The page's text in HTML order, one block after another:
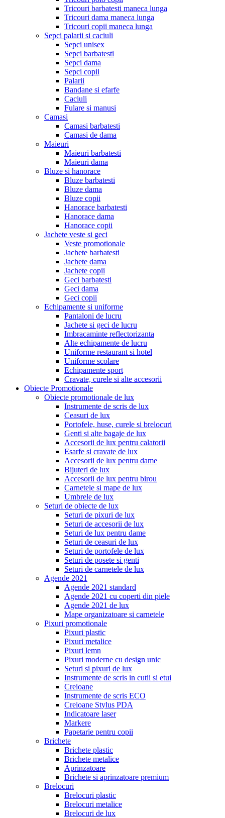
Tricouri barbatesti maneca lunga
Tricouri dama maneca lunga
Tricouri copii maneca lunga
Sepci palarii si caciuli
Sepci unisex
Sepci barbatesti
Sepci dama
Sepci copii
Palarii
Bandane si efarfe
Caciuli
Fulare si manusi
Camasi
Camasi barbatesti
Camasi de dama
Maieuri
Maieuri barbatesti
Maieuri dama
Bluze si hanorace
Bluze barbatesti
Bluze dama
Bluze copii
Hanorace barbatesti
Hanorace dama
Hanorace copii
Jachete veste si geci
Veste promotionale
Jachete barbatesti
Jachete dama
Jachete copii
Geci barbatesti
Geci dama
Geci copii
Echipamente si uniforme
Pantaloni de lucru
Jachete si geci de lucru
Imbracaminte reflectorizanta
Alte echipamente de lucru
Uniforme restaurant si hotel
Uniforme scolare
Echipamente sport
Cravate, curele si alte accesorii
Obiecte Promotionale
Obiecte promotionale de lux
Instrumente de scris de lux
Ceasuri de lux
Portofele, huse, curele si brelocuri
Genti si alte bagaje de lux
Accesorii de lux pentru calatorii
Esarfe si cravate de lux
Accesorii de lux pentru dame
Bijuteri de lux
Accesorii de lux pentru birou
Carnetele si mape de lux
Umbrele de lux
Seturi de obiecte de lux
Seturi de pixuri de lux
Seturi de accesorii de lux
Seturi de lux pentru dame
Seturi de ceasuri de lux
Seturi de portofele de lux
Seturi de posete si genti
Seturi de carnetele de lux
Agende 2021
Agende 2021 standard
Agende 2021 cu coperti din piele
Agende 2021 de lux
Mape organizatoare si carnetele
Pixuri promotionale
Pixuri plastic
Pixuri metalice
Pixuri lemn
Pixuri moderne cu design unic
Seturi si pixuri de lux
Instrumente de scris in cutii si etui
Creioane
Instrumente de scris ECO
Creioane Stylus PDA
Indicatoare laser
Markere
Papetarie pentru copii
Brichete
Brichete plastic
Brichete metalice
Aprinzatoare
Brichete si aprinzatoare premium
Brelocuri
Brelocuri plastic
Brelocuri metalice
Brelocuri de lux